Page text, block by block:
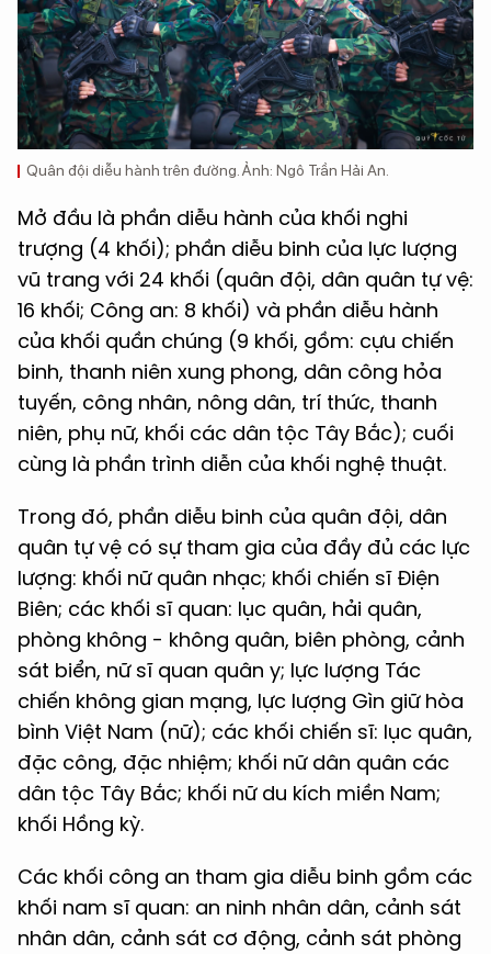
Quân đội diễu hành trên đường. Ảnh: Ngô Trần Hải An.
Mở đầu là phần diễu hành của khối nghi
trượng (4 khối); phần diễu binh của lực lượng
vũ trang với 24 khối (quân đội, dân quân tự vệ:
16 khối; Công an: 8 khối) và phần diễu hành
của khối quần chúng (9 khối, gồm: cựu chiến
binh, thanh niên xung phong, dân công hỏa
tuyến, công nhân, nông dân, trí thức, thanh
niên, phụ nữ, khối các dân tộc Tây Bắc); cuối
cùng là phần trình diễn của khối nghệ thuật.
Trong đó, phần diễu binh của quân đội, dân
quân tự vệ có sự tham gia của đầy đủ các lực
lượng: khối nữ quân nhạc; khối chiến sĩ Điện
Biên; các khối sĩ quan: lục quân, hải quân,
phòng không - không quân, biên phòng, cảnh
sát biển, nữ sĩ quan quân y; lực lượng Tác
chiến không gian mạng, lực lượng Gìn giữ hòa
bình Việt Nam (nữ); các khối chiến sĩ: lục quân,
đặc công, đặc nhiệm; khối nữ dân quân các
dân tộc Tây Bắc; khối nữ du kích miền Nam;
khối Hồng kỳ.
Các khối công an tham gia diễu binh gồm các
khối nam sĩ quan: an ninh nhân dân, cảnh sát
nhân dân, cảnh sát cơ động, cảnh sát phòng